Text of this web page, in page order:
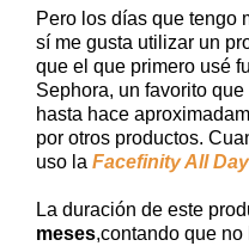
Pero los días que tengo
sí me gusta utilizar un
que el que primero usé
Sephora, un favorito
hasta hace
por otros productos.
uso la Facefinity All
La duración de este
meses,contando que